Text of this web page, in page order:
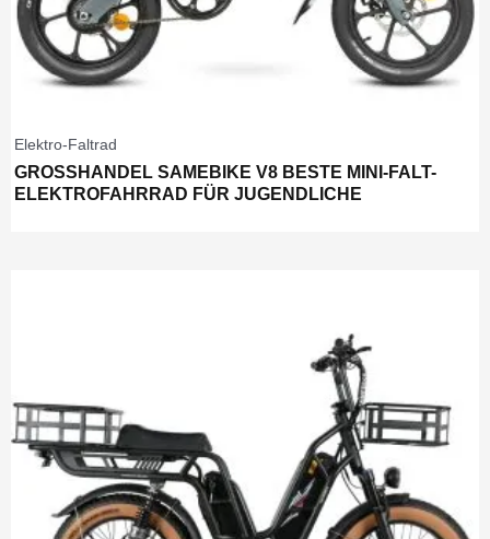
Elektro-Faltrad
GROSSHANDEL SAMEBIKE V8 BESTE MINI-FALT-E
LEKTROFAHRRAD FÜR JUGENDLICHE